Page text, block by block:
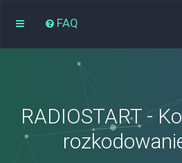
FAQ
RADIOSTART -